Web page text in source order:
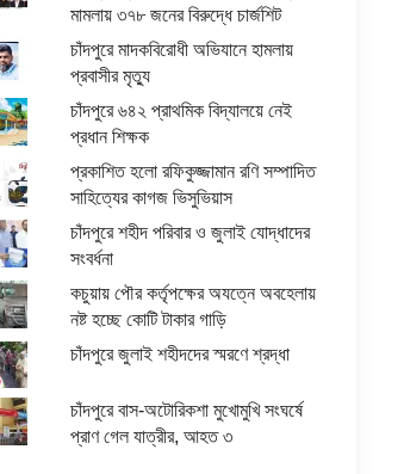
মামলায় ৩৭৮ জনের বিরুদ্ধে চার্জশিট
চাঁদপুরে মাদকবিরোধী অভিযানে হামলায়
প্রবাসীর মৃত্যু
চাঁদপুরে ৬৪২ প্রাথমিক বিদ্যালয়ে নেই
প্রধান শিক্ষক
প্রকাশিত হলো রফিকুজ্জামান রণি সম্পাদিত
সাহিত্যের কাগজ ভিসুভিয়াস
চাঁদপুরে শহীদ পরিবার ও জুলাই যোদ্ধাদের
সংবর্ধনা
কচুয়ায় পৌর কর্তৃপক্ষের অযত্নে অবহেলায়
নষ্ট হচ্ছে কোটি টাকার গাড়ি
চাঁদপুরে জুলাই শহীদদের স্মরণে শ্রদ্ধা
চাঁদপুরে বাস-অটোরিকশা মুখোমুখি সংঘর্ষে
প্রাণ গেল যাত্রীর, আহত ৩